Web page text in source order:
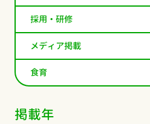
採用・研修
メディア掲載
食育
掲載年